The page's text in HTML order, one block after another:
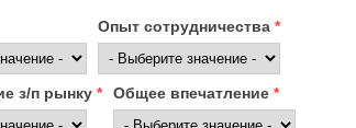
Опыт сотрудничества *
з/п рынку * Общее впечатление *